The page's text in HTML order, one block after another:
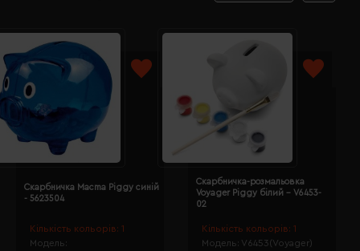
Кількість кольорів: 1
Модель:
Скарбничка Macma Piggy синій
- 5623504
Кількість кольорів: 1
Модель: V6453(Voyager)
Скарбничка-розмальовка
Voyager Piggy білий - V6453-
02